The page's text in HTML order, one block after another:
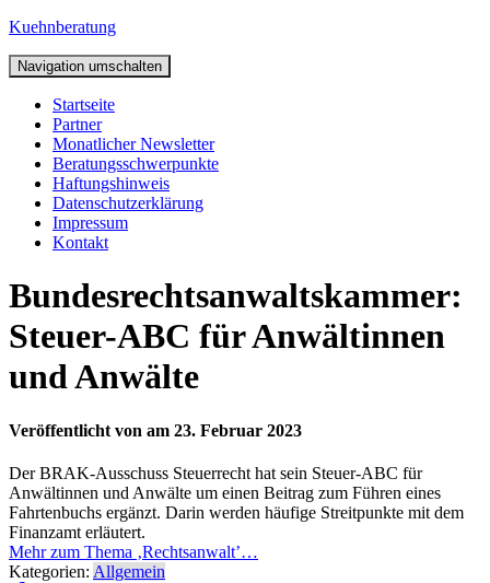
Kuehnberatung
Navigation umschalten
Startseite
Partner
Monatlicher Newsletter
Beratungsschwerpunkte
Haftungshinweis
Datenschutzerklärung
Impressum
Kontakt
Bundesrechtsanwaltskammer:
Steuer-ABC für Anwältinnen
und Anwälte
Veröffentlicht von am 23. Februar 2023
Der BRAK-Ausschuss Steuerrecht hat sein Steuer-ABC für
Anwältinnen und Anwälte um einen Beitrag zum Führen eines
Fahrtenbuchs ergänzt. Darin werden häufige Streitpunkte mit dem
Finanzamt erläutert.
Mehr zum Thema ‚Rechtsanwalt’…
Kategorien: Allgemein